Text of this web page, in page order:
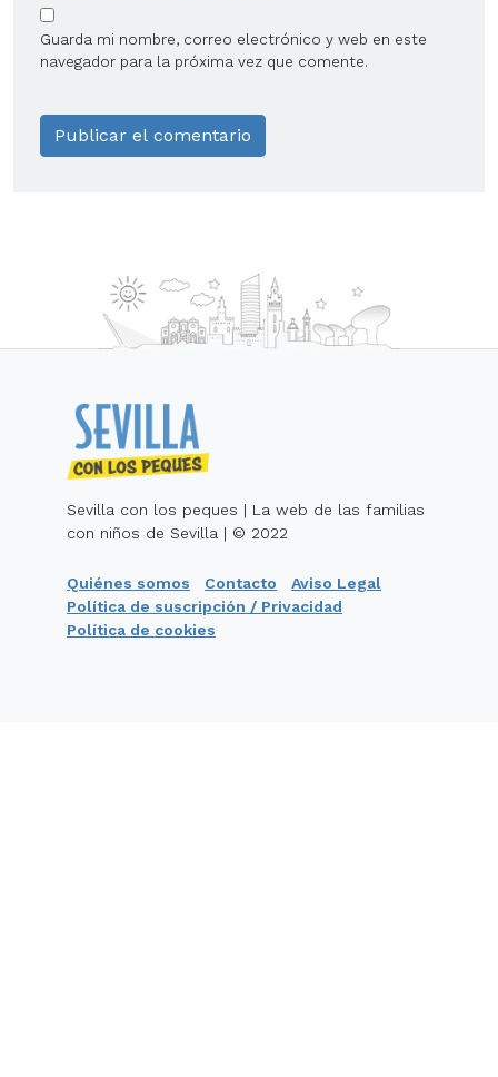
Guarda mi nombre, correo electrónico y web en este
navegador para la próxima vez que comente.
Sevilla con los peques | La web de las familias
con niños de Sevilla | © 2022
Quiénes somos Contacto
Aviso Legal
Política de suscripción / Privacidad
Política de cookies